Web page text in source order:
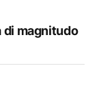
di magnitudo